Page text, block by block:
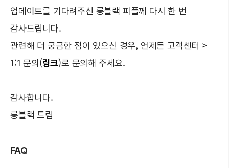
업데이트를 기다려주신 롱블랙 피플께 다시 한 번
감사드립니다.
관련해 더 궁금한 점이 있으신 경우, 언제든 고객센터 >
1:1 문의(링크)로 문의해 주세요.
감사합니다.
롱블랙 드림
FAQ